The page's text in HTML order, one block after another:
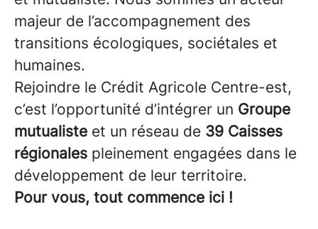
majeur de l’accompagnement des
transitions écologiques, sociétales et
humaines.
Rejoindre le Crédit Agricole Centre-est,
c’est l’opportunité d’intégrer un Groupe
mutualiste et un réseau de 39 Caisses
régionales pleinement engagées dans le
développement de leur territoire.
Pour vous, tout commence ici !